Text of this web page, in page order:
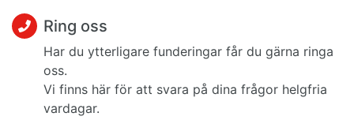
Ring oss
Har du ytterligare funderingar får du gärna ringa
oss.
Vi finns här för att svara på dina frågor helgfria
vardagar.